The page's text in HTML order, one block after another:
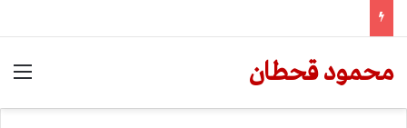
محمود قحطان